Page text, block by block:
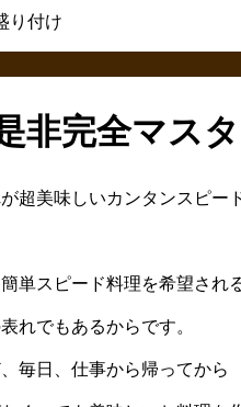
非完全マス
超美味しいカンタンスピー
単スピード料理を希望され
れでもあるからです。
毎日、仕事から帰ってから